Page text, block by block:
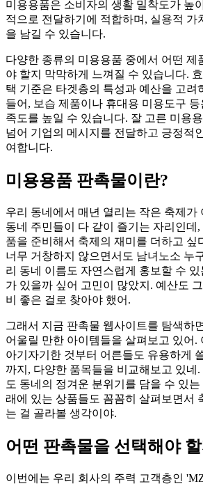
미용용품은 소비자의 생활 밀착도가 높
적으로 전달하기에 적합하며, 실용적 가
을 남길 수 있습니다.
다양한 종류의 미용용품 중에서 어떤 제
야 할지 막막하게 느껴질 수 있습니다.
택 기준은 타겟층의 특성과 예산을 고려
들어, 보습 제품이나 휴대용 미용도구
족도를 높일 수 있습니다. 잘 고른 미용
넘어 기업의 메시지를 전달하고 긍정적
여합니다.
미용용품 판촉물이란?
우리 동네에서 매년 열리는 작은 축제가
동네 주민들이 다 같이 즐기는 자리인데
품을 준비해서 축제의 재미를 더하고 싶
너무 거창하지 않으면서도 남녀노소 누
리 동네 이름도 자연스럽게 홍보할 수
가 있을까 싶어 고민이 많았지. 예산도
비 좋은 걸로 찾아야 했어.
그래서 지금 판촉물 웹사이트를 탐색하
어울릴 만한 아이템들을 살펴보고 있어.
아기자기한 것부터 어른들도 유용하게
까지, 다양한 품목들을 비교해보고 있네
도 동네의 정겨운 분위기를 담을 수 있
래에 있는 상품들도 꼼꼼히 살펴보면서
는 걸 골라볼 생각이야.
어떤 판촉물을 선택해야
이번에는 우리 회사의 주력 고객층인